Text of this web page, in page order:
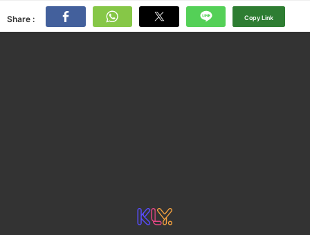
Share : Copy Link